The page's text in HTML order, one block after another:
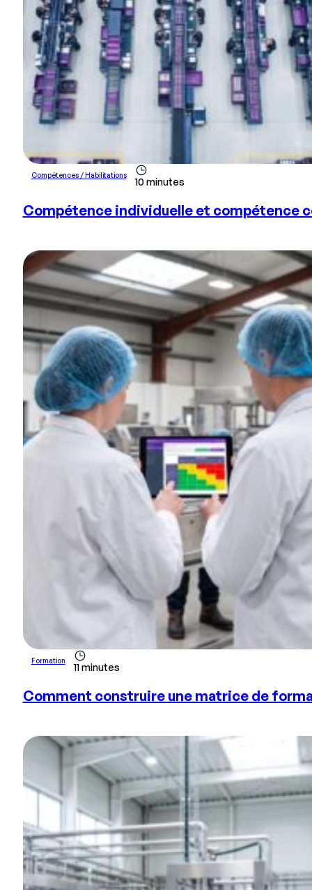
Compétences / Habilitations
10 minutes
Compétence individuelle et compétence
Formation
11 minutes
Comment construire une matrice de